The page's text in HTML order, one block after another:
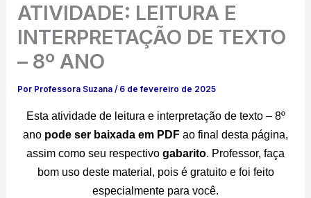
ATIVIDADE: LEITURA E
INTERPRETAÇÃO DE TEXTO
– 8º ANO
Por Professora Suzana/ 6 de fevereiro de 2025
Esta atividade de leitura e interpretação de texto – 8º
ano pode ser baixada em PDF ao final desta página,
assim como seu respectivo gabarito. Professor, faça
bom uso deste material, pois é gratuito e foi feito
especialmente para você.